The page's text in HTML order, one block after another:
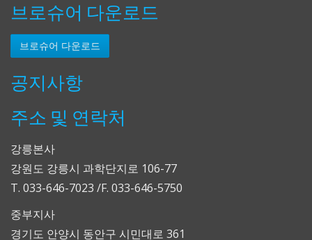
브로슈어 다운로드
브로슈어 다운로드
공지사항
주소 및 연락처
강릉본사
강원도 강릉시 과학단지로 106-77
T. 033-646-7023 /F. 033-646-5750
중부지사
경기도 안양시 동안구 시민대로 361